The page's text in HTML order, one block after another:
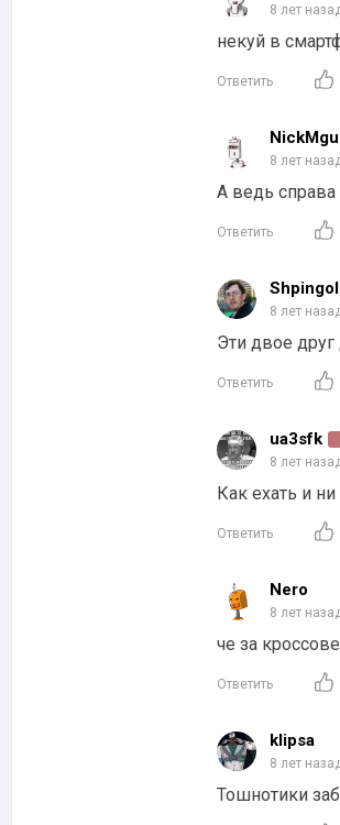
8 лет
некуй в
Ответить
8 лет
А ведь справа
Ответить
8 лет
Эти двое друг
Ответить
ua3sfk
8 лет
Как ехать и
Ответить
Nero
8 лет
че за
Ответить
klipsa
8 лет
Тошнотики